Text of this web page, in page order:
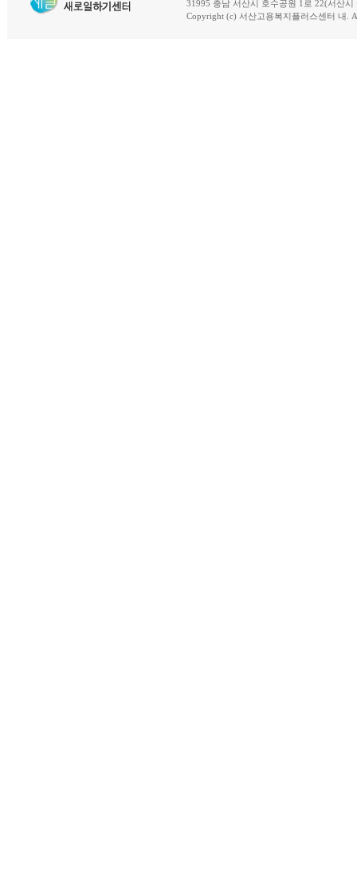
31995 충남 서산시 호수공원 1로 22(서산
Copyright (c) 서산고용복지플러스센터 내.